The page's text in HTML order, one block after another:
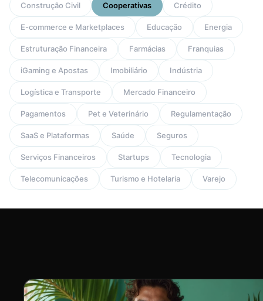
Construção Civil Cooperativas Crédito
E-commerce e Marketplaces Educação Energia
Estruturação Financeira Farmácias Franquias
iGaming e Apostas Imobiliário Indústria
Logística e Transporte Mercado Financeiro
Pagamentos Pet e Veterinário Regulamentação
SaaS e Plataformas Saúde Seguros
Serviços Financeiros Startups Tecnologia
Telecomunicações Turismo e Hotelaria Varejo